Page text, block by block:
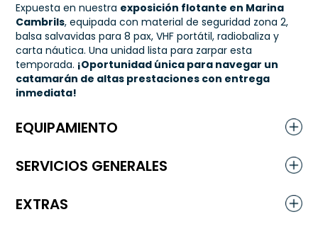
Expuesta en nuestra exposición flotante en Marina
Cambrils, equipada con material de seguridad zona 2,
balsa salvavidas para 8 pax, VHF portátil, radiobaliza y
carta náutica. Una unidad lista para zarpar esta
temporada. ¡Oportunidad única para navegar un
catamarán de altas prestaciones con entrega
inmediata!
EQUIPAMIENTO
SERVICIOS GENERALES
EXTRAS